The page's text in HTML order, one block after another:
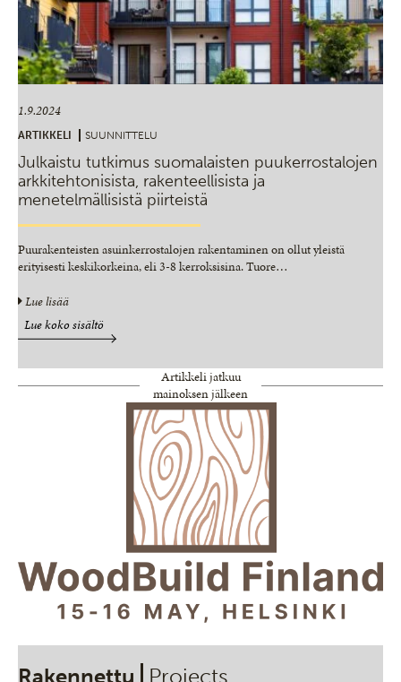
1.9.2024
ARTIKKELI SUUNNITTELU
Julkaistu tutkimus suomalaisten puukerrostalojen
arkkitehtonisista, rakenteellisista ja
menetelmällisistä piirteistä
Puurakenteisten asuinkerrostalojen rakentaminen on ollut yleistä
erityisesti keskikorkeina, eli 3-8 kerroksisina. Tuore…
Lue lisää
Lue koko sisältö
Artikkeli jatkuu
mainoksen jälkeen
Rakennettu Projects